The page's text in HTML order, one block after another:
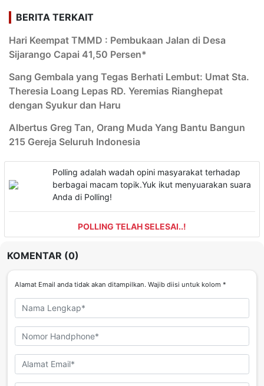
BERITA TERKAIT
Hari Keempat TMMD : Pembukaan Jalan di Desa
Sijarango Capai 41,50 Persen*
Sang Gembala yang Tegas Berhati Lembut: Umat Sta.
Theresia Loang Lepas RD. Yeremias Rianghepat
dengan Syukur dan Haru
Albertus Greg Tan, Orang Muda Yang Bantu Bangun
215 Gereja Seluruh Indonesia
Polling adalah wadah opini masyarakat terhadap
berbagai macam topik.Yuk ikut menyuarakan suara
Anda di Polling!
POLLING TELAH SELESAI..!
KOMENTAR (0)
Alamat Email anda tidak akan ditampilkan. Wajib diisi untuk kolom *